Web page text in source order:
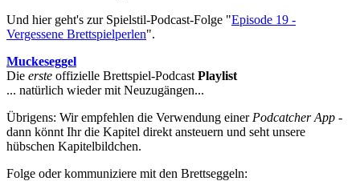
Und hier geht's zur Spielstil-Podcast-Folge "Episode 19 -
Vergessene Brettspielperlen".
Muckeseggel
Die erste offizielle Brettspiel-Podcast Playlist
... natürlich wieder mit Neuzugängen...
Übrigens: Wir empfehlen die Verwendung einer Podcatcher App -
dann könnt Ihr die Kapitel direkt ansteuern und seht unsere
hübschen Kapitelbildchen.
Folge oder kommuniziere mit den Brettseggeln: